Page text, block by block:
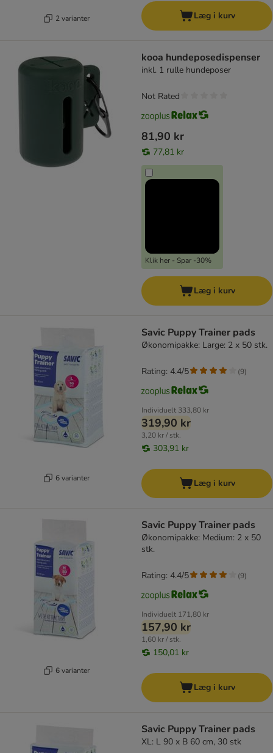
2 varianter Læg i kurv
kooa hundeposedispenser
inkl. 1 rulle hundeposer
81,90 kr
77,81 kr
Klik her - Spar -30%
Not Rated
Læg i kurv
6 varianter
Savic Puppy Trainer pads
Økonomipakke: Large: 2 x 50 stk.
Individuelt 333,80 kr
319,90 kr
3,20 kr / stk.
303,91 kr
Rating: 4.4/5 (9)
Læg i kurv
6 varianter
Savic Puppy Trainer pads
Økonomipakke: Medium: 2 x 50
stk.
Individuelt 171,80 kr
157,90 kr
1,60 kr / stk.
150,01 kr
Rating: 4.4/5 (9)
Læg i kurv
Savic Puppy Trainer pads
XL: L 90 x B 60 cm, 30 stk